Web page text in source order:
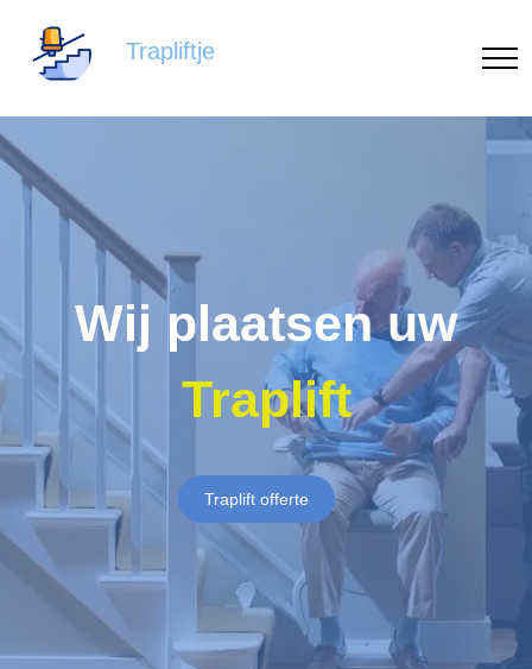
Trapliftje
Wij plaatsen uw
Traplift
Traplift offerte